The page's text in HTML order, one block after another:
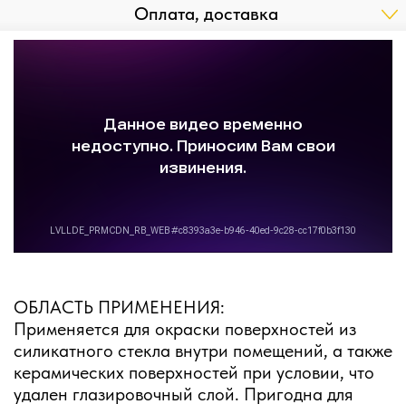
Оплата, доставка
ОБЛАСТЬ ПРИМЕНЕНИЯ:
Применяется для окраски поверхностей из
силикатного стекла внутри помещений, а также
керамических поверхностей при условии, что
удален глазировочный слой. Пригодна для